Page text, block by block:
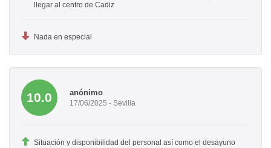
llegar al centro de Cadiz
Nada en especial
10.0 anónimo
17/06/2025 - Sevilla
Situación y disponibilidad del personal así como el desayuno